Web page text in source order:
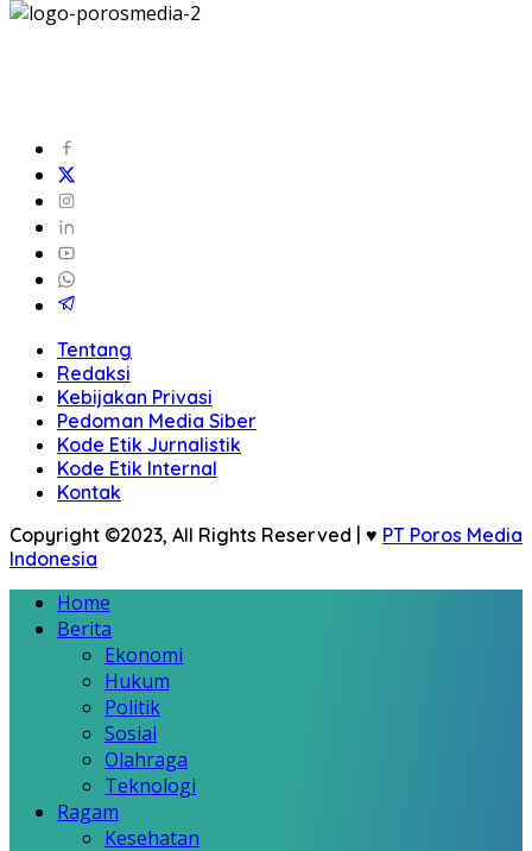
Tentang
Redaksi
Kebijakan Privasi
Pedoman Media Siber
Kode Etik Jurnalistik
Kode Etik Internal
Kontak
Copyright ©2023, All Rights Reserved | ♥ PT Poros Media
Indonesia
Home
Berita
Ekonomi
Hukum
Politik
Sosial
Olahraga
Teknologi
Ragam
Kesehatan